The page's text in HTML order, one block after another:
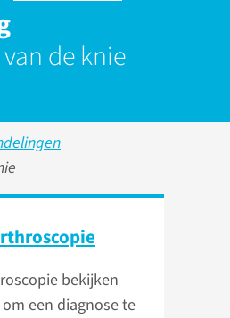
de knie
bekijken
een diagnose te